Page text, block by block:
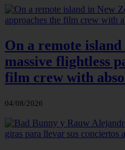
On a remote
massive flightless
film crew with
04/08/2026